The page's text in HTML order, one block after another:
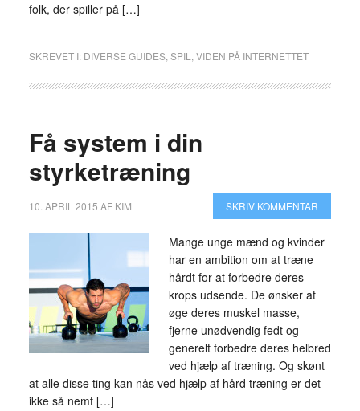
folk, der spiller på […]
SKREVET I: DIVERSE GUIDES, SPIL VIDEN PÅ INTERNETTET
Få system i din
styrketræning
10. APRIL 2015 AF KIM SKRIV KOMMENTAR
Mange unge mænd og kvinder
har en ambition om at træne
hårdt for at forbedre deres
krops udsende. De ønsker at
øge deres muskel masse,
fjerne unødvendig fedt og
generelt forbedre deres helbred
ved hjælp af træning. Og skønt
at alle disse ting kan nås ved hjælp af hård træning er det
ikke så nemt […]